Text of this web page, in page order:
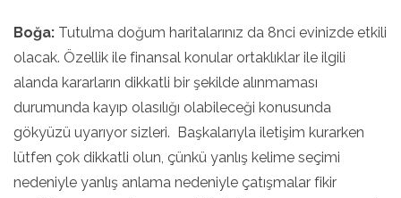
Boğa: Tutulma doğum haritalarınız da 8nci evinizde etkili
olacak. Özellik ile finansal konular ortaklıklar ile ilgili
alanda kararların dikkatli bir şekilde alınmaması
durumunda kayıp olasılığı olabileceği konusunda
gökyüzü uyarıyor sizleri. Başkalarıyla iletişim kurarken
lütfen çok dikkatli olun, çünkü yanlış kelime seçimi
nedeniyle yanlış anlama nedeniyle çatışmalar fikir